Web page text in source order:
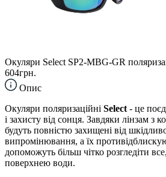
Окуляри Select SP2-MBG-GR
604грн.
Опис
Окуляри поляризаційні Select - це
і захисту від сонця. Завдяки лінзам з
будуть повністю захищені від
випромінювання, а їх
допоможуть більш чітко розгледіти
поверхнею води.